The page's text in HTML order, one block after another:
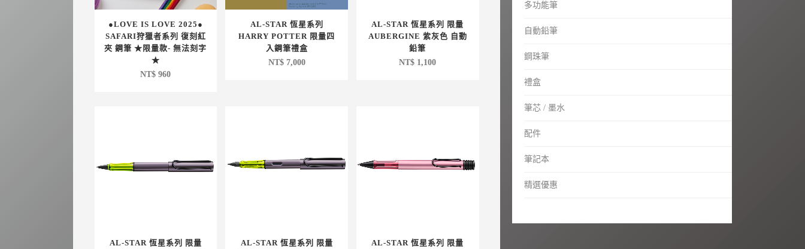
●LOVE IS LOVE 2025●
SAFARI狩獵者系列 復刻紅
夾 鋼筆 ★限量款- 無法刻字
★
NT$ 960
AL-STAR 恆星系列
HARRY POTTER 限量四
入鋼筆禮盒
NT$7,000
AL-STAR 恆星系列 限量
AUBERGINE 紫灰色 自動
鉛筆
NT$ 1,100
AL-STAR 恆星系列 限量
AL-STAR 恆星系列 限量
AL-STAR 恆星系列 限量
多功能筆
自動鉛筆
鋼珠筆
禮盒
筆芯 / 墨水
配件
筆記本
精選優惠